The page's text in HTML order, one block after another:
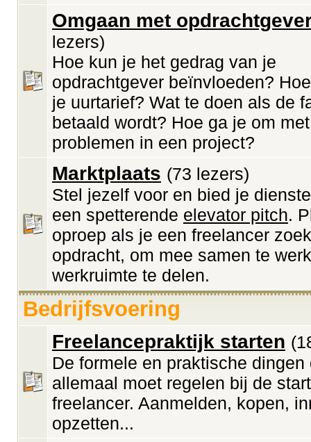
Omgaan met
lezers)
Hoe kun je het gedrag van je
opdrachtgever beïnvloeden?
je uurtarief? Wat te doen als de
betaald wordt? Hoe ga je om met
problemen in een project?
Marktplaats (73 lezers)
Stel jezelf voor en bied je
een spetterende elevator pitch.
oproep als je een freelancer
opdracht, om mee samen te
werkruimte te delen.
Bedrijfsvoering
Freelancepraktijk starten
De formele en praktische dingen
allemaal moet regelen bij de
freelancer. Aanmelden, kopen,
opzetten...